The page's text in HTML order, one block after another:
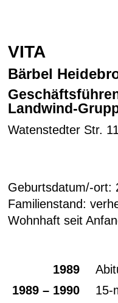
VITA
Bärbel
Landwind-
Watenstedter Str.
Geburtsdatum/-ort:
Familienstand:
Wohnhaft seit
1989
1989 – 1990
15-